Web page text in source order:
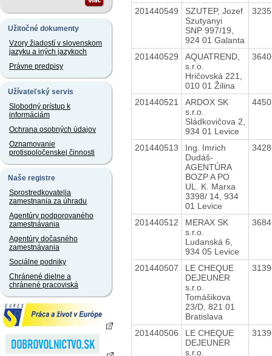
Užitočné dokumenty
Vzory žiadostí v slovenskom
jazyku a iných jazykoch
Právne predpisy
Užívateľský servis
Slobodný prístup k
informáciám
Ochrana osobných údajov
Oznamovanie
protispoločenskej činnosti
Naše registre
Sprostredkovatelia
zamestnania za úhradu
Agentúry podporovaného
zamestnávania
Agentúry dočasného
zamestnávania
Sociálne podniky
Chránené dielne a
chránené pracoviská
201440549
SZUTEP, Jozef
Szutyanyi
SNP 997/19,
924 01 Galanta
201440529
AQUATREND,
s.r.o.
Hričovská 221,
010 01 Žilina
201440521
ARDOX SK
s.r.o.
Sládkovičova 2,
934 01 Levice
201440513
Ing. Imrich
Dudáš-
AGENTÚRA
BOZP A PO
UL. K. Marxa
3398/ 14, 934
01 Levice
201440512
MERAX SK
s.r.o.
Ludanská 6,
934 05 Levice
201440507
LE CHEQUE
DEJEUNER
s.r.o.
Tomášikova
23/D, 821 01
Bratislava
201440506
LE CHEQUE
DEJEUNER
s.r.o.